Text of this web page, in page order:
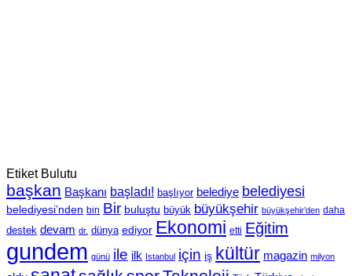
Etiket Bulutu
başkan Başkanı başladı! başlıyor belediye belediyesi
belediyesi’nden bin Bir buluştu büyük büyükşehir büyükşehir’den daha
destek devam dr. dünya ediyor Ekonomi etti Eğitim
gundem günü ile ilk Istanbul için iş kültür magazin milyon